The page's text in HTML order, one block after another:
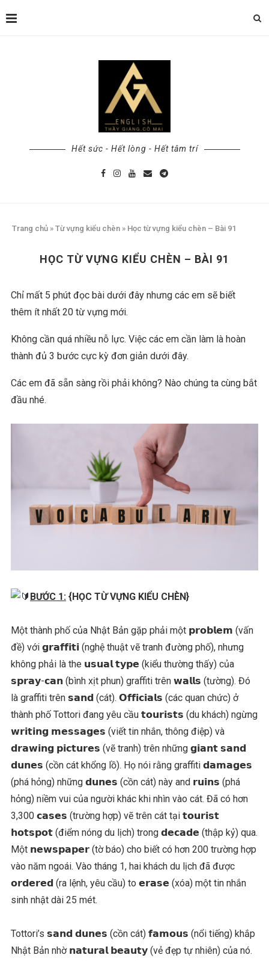
Hết sức - Hết lòng - Hết tâm trí
Trang chủ » Từ vựng kiểu chèn » Học từ vựng kiểu chèn – Bài 91
HỌC TỪ VỰNG KIỂU CHÈN – BÀI 91
Chỉ mất 5 phút đọc bài dưới đây nhưng các em sẽ biết
thêm ít nhất 20 từ vựng mới.
Không cần quá nhiều nỗ lực. Việc các em cần làm là hoàn
thành đủ 3 bước cực kỳ đơn giản dưới đây.
Các em đã sẵn sàng rồi phải không? Nào chúng ta cùng bắt
đầu nhé.
BƯỚC 1: {HỌC TỪ VỰNG KIỂU CHÈN}
Một thành phố của Nhật Bản gặp phải một 𝗽𝗿𝗼𝗯𝗹𝗲𝗺 (vấn
đề) với 𝗴𝗿𝗮𝗳𝗳𝗶𝘁𝗶 (nghệ thuật vẽ tranh đường phố), nhưng
không phải là the 𝘂𝘀𝘂𝗮𝗹 𝘁𝘆𝗽𝗲 (kiểu thường thấy) của
𝘀𝗽𝗿𝗮𝘆-𝗰𝗮𝗻 (bình xịt phun) graffiti trên 𝘄𝗮𝗹𝗹𝘀 (tường). Đó
là graffiti trên 𝘀𝗮𝗻𝗱 (cát). 𝗢𝗳𝗳𝗶𝗰𝗶𝗮𝗹𝘀 (các quan chức) ở
thành phố Tottori đang yêu cầu 𝘁𝗼𝘂𝗿𝗶𝘀𝘁𝘀 (du khách) ngừng
𝘄𝗿𝗶𝘁𝗶𝗻𝗴 𝗺𝗲𝘀𝘀𝗮𝗴𝗲𝘀 (viết tin nhắn, thông điệp) và
𝗱𝗿𝗮𝘄𝗶𝗻𝗴 𝗽𝗶𝗰𝘁𝘂𝗿𝗲𝘀 (vẽ tranh) trên những 𝗴𝗶𝗮𝗻𝘁 𝘀𝗮𝗻𝗱
𝗱𝘂𝗻𝗲𝘀 (cồn cát khổng lồ). Họ nói rằng graffiti 𝗱𝗮𝗺𝗮𝗴𝗲𝘀
(phá hỏng) những 𝗱𝘂𝗻𝗲𝘀 (cồn cát) này and 𝗿𝘂𝗶𝗻𝘀 (phá
hỏng) niềm vui của người khác khi nhìn vào cát. Đã có hơn
3,300 𝗰𝗮𝘀𝗲𝘀 (trường hợp) vẽ trên cát tại 𝘁𝗼𝘂𝗿𝗶𝘀𝘁
𝗵𝗼𝘁𝘀𝗽𝗼𝘁 (điểm nóng du lịch) trong 𝗱𝗲𝗰𝗮𝗱𝗲 (thập kỷ) qua.
Một 𝗻𝗲𝘄𝘀𝗽𝗮𝗽𝗲𝗿 (tờ báo) cho biết có hơn 200 trường hợp
vào năm ngoái. Vào tháng 1, hai khách du lịch đã được
𝗼𝗿𝗱𝗲𝗿𝗲𝗱 (ra lệnh, yêu cầu) to 𝗲𝗿𝗮𝘀𝗲 (xóa) một tin nhắn
sinh nhật dài 25 mét.
Tottori’s 𝘀𝗮𝗻𝗱 𝗱𝘂𝗻𝗲𝘀 (cồn cát) 𝗳𝗮𝗺𝗼𝘂𝘀 (nổi tiếng) khắp
Nhật Bản nhờ 𝗻𝗮𝘁𝘂𝗿𝗮𝗹 𝗯𝗲𝗮𝘂𝘁𝘆 (vẻ đẹp tự nhiên) của nó.